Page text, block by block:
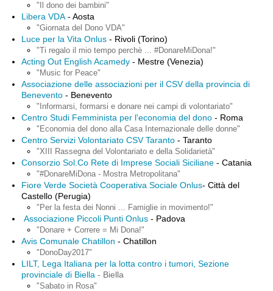
"Il dono dei bambini"
Libera VDA - Aosta
"Giornata del Dono VDA"
Luce per la Vita Onlus - Rivoli (Torino)
"Ti regalo il mio tempo perchè ... #DonareMiDona!"
Acting Out English Acamedy - Mestre (Venezia)
"Music for Peace"
Associazione delle associazioni per il CSV della provincia di
Benevento - Benevento
"Informarsi, formarsi e donare nei campi di volontariato"
Centro Studi Femminista per l'economia del dono - Roma
"Economia del dono alla Casa Internazionale delle donne"
Centro Servizi Volontariato CSV Taranto - Taranto
"XIII Rassegna del Volontariato e della Solidarietà"
Consorzio Sol.Co Rete di Imprese Sociali Siciliane - Catania
"#DonareMiDona - Mostra Metropolitana"
Fiore Verde Società Cooperativa Sociale Onlus- Città del
Castello (Perugia)
"Per la festa dei Nonni ... Famiglie in movimento!"
Associazione Piccoli Punti Onlus - Padova
"Donare + Correre = Mi Dona!"
Avis Comunale Chatillon - Chatillon
"DonoDay2017"
LILT, Lega Italiana per la lotta contro i tumori, Sezione
provinciale di Biella - Biella
"Sabato in Rosa"